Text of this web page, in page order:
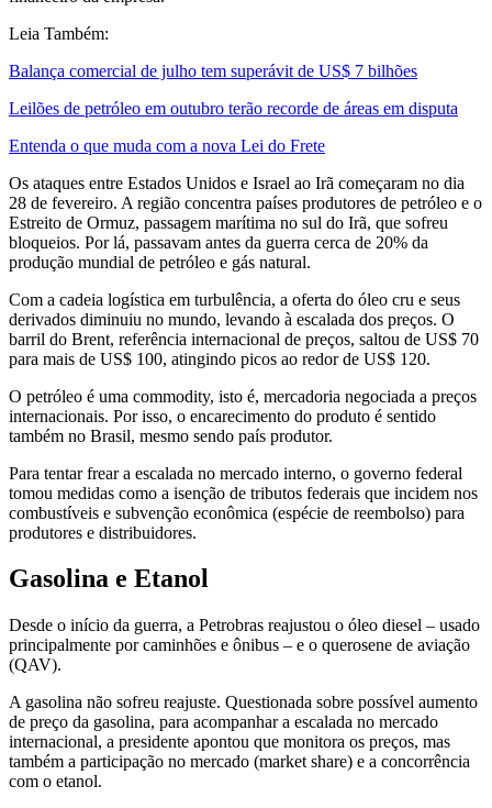
Leia Também:
Balança comercial de julho tem superávit de US$ 7 bilhões
Leilões de petróleo em outubro terão recorde de áreas em disputa
Entenda o que muda com a nova Lei do Frete
Os ataques entre Estados Unidos e Israel ao Irã começaram no dia
28 de fevereiro. A região concentra países produtores de petróleo e o
Estreito de Ormuz, passagem marítima no sul do Irã, que sofreu
bloqueios. Por lá, passavam antes da guerra cerca de 20% da
produção mundial de petróleo e gás natural.
Com a cadeia logística em turbulência, a oferta do óleo cru e seus
derivados diminuiu no mundo, levando à escalada dos preços. O
barril do Brent, referência internacional de preços, saltou de US$ 70
para mais de US$ 100, atingindo picos ao redor de US$ 120.
O petróleo é uma commodity, isto é, mercadoria negociada a preços
internacionais. Por isso, o encarecimento do produto é sentido
também no Brasil, mesmo sendo país produtor.
Para tentar frear a escalada no mercado interno, o governo federal
tomou medidas como a isenção de tributos federais que incidem nos
combustíveis e subvenção econômica (espécie de reembolso) para
produtores e distribuidores.
Gasolina e Etanol
Desde o início da guerra, a Petrobras reajustou o óleo diesel – usado
principalmente por caminhões e ônibus – e o querosene de aviação
(QAV).
A gasolina não sofreu reajuste. Questionada sobre possível aumento
de preço da gasolina, para acompanhar a escalada no mercado
internacional, a presidente apontou que monitora os preços, mas
também a participação no mercado (market share) e a concorrência
com o etanol.